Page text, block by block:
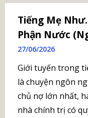
Tiếng Mẹ
Phận Nước
27/06/2026
Giới tuyến trong
là chuyện ngôn
chủ nợ lớn nhất,
nhà chính trị có